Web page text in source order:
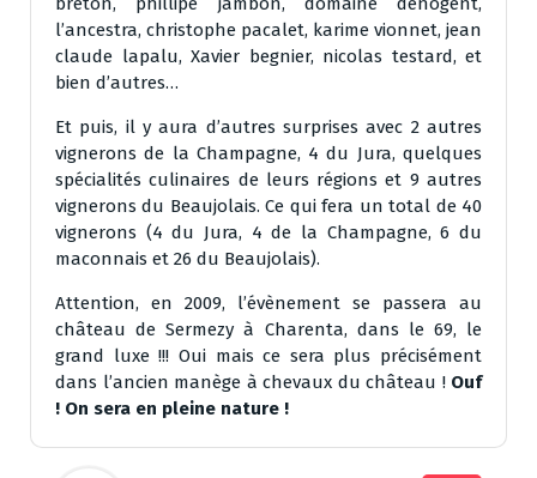
l’ancestra, christophe pacalet, karime vionnet, jean
claude lapalu, Xavier begnier, nicolas testard, et
bien d’autres…
Et puis, il y aura d’autres surprises avec 2 autres
vignerons de la Champagne, 4 du Jura, quelques
spécialités culinaires de leurs régions et 9 autres
vignerons du Beaujolais. Ce qui fera un total de 40
vignerons (4 du Jura, 4 de la Champagne, 6 du
maconnais et 26 du Beaujolais).
Attention, en 2009, l’évènement se passera au
château de Sermezy à Charenta, dans le 69, le
grand luxe !!! Oui mais ce sera plus précisément
dans l’ancien manège à chevaux du château ! Ouf
! On sera en pleine nature !